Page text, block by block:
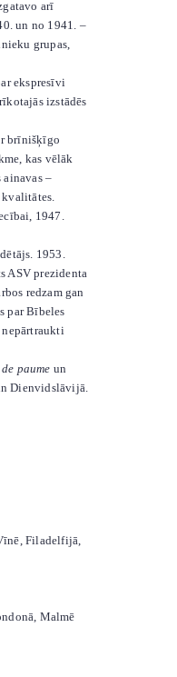
arī
un no 1941. –
grupas,
ekspresīvi
izstādēs
brīnišķīgo
kas vēlāk
–
kvalitātes.
1947.
1953.
ASV prezidenta
redzam gan
par Bībeles
paume un
Dienvidslāvijā.
Filadelfijā,
Malmē